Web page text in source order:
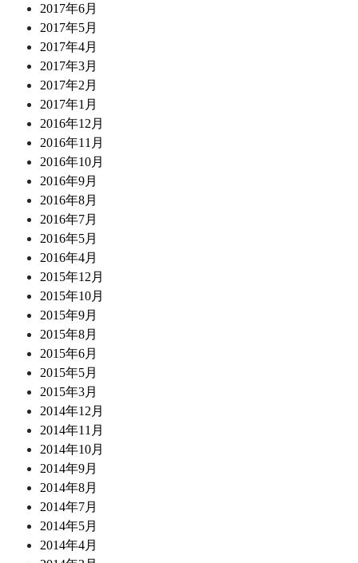
2017年6月
2017年5月
2017年4月
2017年3月
2017年2月
2017年1月
2016年12月
2016年11月
2016年10月
2016年9月
2016年8月
2016年7月
2016年5月
2016年4月
2015年12月
2015年10月
2015年9月
2015年8月
2015年6月
2015年5月
2015年3月
2014年12月
2014年11月
2014年10月
2014年9月
2014年8月
2014年7月
2014年5月
2014年4月